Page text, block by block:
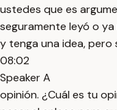
ustedes que es
seguramente leyó o
y tenga una idea, pero
08:02
Speaker A
opinión. ¿Cuál es tu